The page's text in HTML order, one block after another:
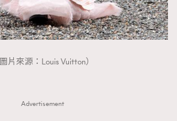
圖片來源：Louis Vuitton）
Advertisement